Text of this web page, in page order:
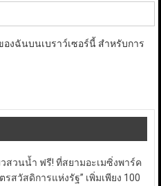
งฉันบนเบราว์เซอร์นี้ สำหรับการ
วสวนน้ำ ฟรี! ที่สยามอะเมซิ่งพาร์ค
สวัสดิการแห่งรัฐ” เพิ่มเพียง 100